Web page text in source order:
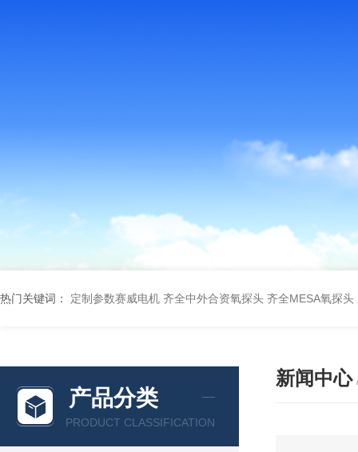
热门关键词： 定制参数赛威电机 齐全中外合资氧探头 齐全MESA氧探头
产品分类
PRODUCT CLASSIFICATION
新闻中心